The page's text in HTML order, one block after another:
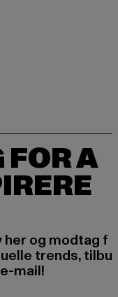
DKK
A
og modtag f
trends, tilbu
mail!